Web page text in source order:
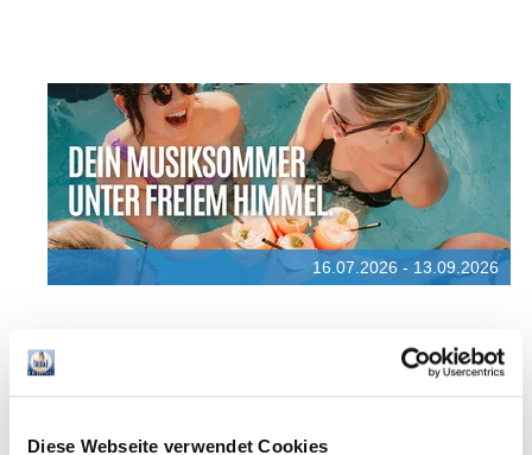
Diese Webseite verwendet Cookies
16.07.2026 - 13.09.2026